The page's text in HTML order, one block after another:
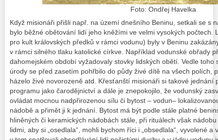
Foto: Ondřej Havelka
Když misionáři přišli např. na území dnešního Beninu, setkali se s
bylo běžné obětování lidí jeho kněžími ve velmi vysokých počtech.
pro kult královských předků v rámci vodunu) byly v Beninu
v rámci silného tlaku katolické církve. Například vodunské obřady
dahomejském období vyžadovaly stovky lidských obětí. Vedle toho
úrody se před zasetím pohřbilo do půdy živé dítě na všech polích,
házelo živé novorozeně atd. Křesťanští misionáři si takové jednání
programu jako čarodějnictví a dále je znepokojilo, že vodunský
ovládat mocnou nadpřirozenou sílu či bytost – vodun–
nádobě a přimět ji k jednání. Bytost má být podle stále platné
hliněných či keramických nádobách stále, při rituálech však
lidmi, aby si „osedlala“, mohli bychom říci i „obsedlala“, vyvolené